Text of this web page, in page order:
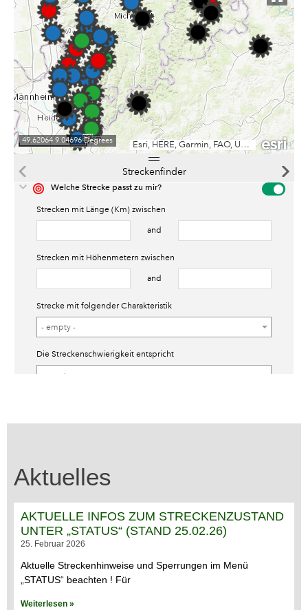
Aktuelles
AKTUELLE INFOS ZUM STRECKENZUSTAND
UNTER „STATUS“ (STAND 25.02.26)
25. Februar 2026
Aktuelle Streckenhinweise und Sperrungen im Menü
„STATUS“ beachten ! Für
Weiterlesen »